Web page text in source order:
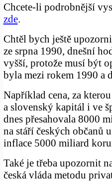
Chcete-li podrobnější
zde.
Chtěl bych ještě
ze srpna 1990, dnešní
vyšší, protože musí být
byla mezi rokem 1990 a
Například cena, za
a slovenský kapitál i ve
dnes přesahovala 8000
na stáří českých občanů
inflace 5000 miliard
Také je třeba upozornit
česká vláda metodu